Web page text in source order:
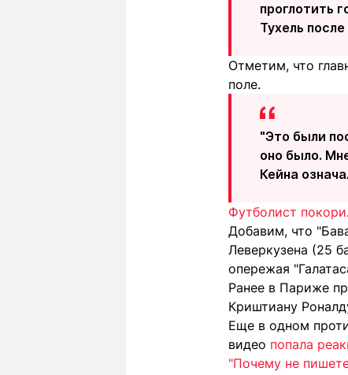
проглотить
Тухель
Отметим, что
поле.
"Это были
оно было.
Кейна
Футболист
Добавим, что
Леверкузена (25
опережая
Ранее в Париже
Криштиану
Еще в одном
видео попала
"Почему не